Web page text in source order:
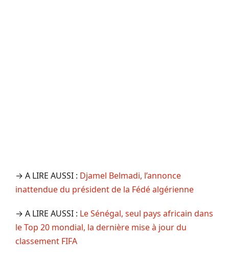
→ A LIRE AUSSI : Djamel Belmadi, l’annonce
inattendue du président de la Fédé algérienne
→ A LIRE AUSSI : Le Sénégal, seul pays africain dans
le Top 20 mondial, la dernière mise à jour du
classement FIFA